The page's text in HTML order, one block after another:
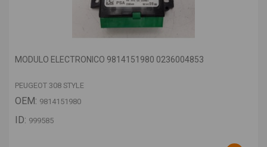
MODULO ELECTRONICO 9814151980 0236004853
PEUGEOT 308 STYLE
OEM: 9814151980
ID: 999585